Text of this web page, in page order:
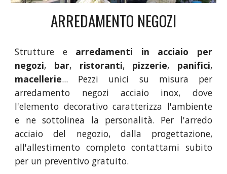
ARREDAMENTO NEGOZI
Strutture e arredamenti in acciaio per
negozi, bar, ristoranti, pizzerie, panifici,
macellerie... Pezzi unici su misura per
arredamento negozi acciaio inox, dove
l'elemento decorativo caratterizza l'ambiente
e ne sottolinea la personalità. Per l'arredo
acciaio del negozio, dalla progettazione,
all'allestimento completo contattami subito
per un preventivo gratuito.